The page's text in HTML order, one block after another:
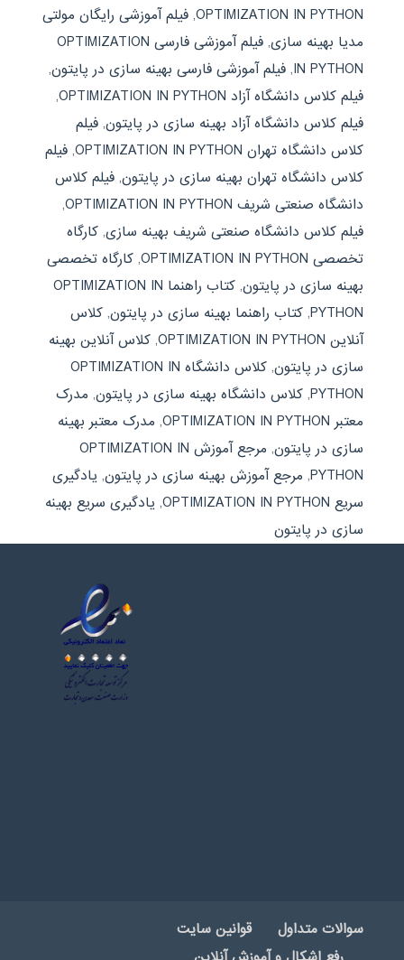
OPTIMIZATION IN PYTHON
, فیلم آموزشی رایگان مولتی
مدیا بهینه سازی,
فیلم آموزشی فارسی OPTIMIZATION
IN PYTHON
, فیلم آموزشی فارسی بهینه سازی در پایتون,
فیلم کلاس دانشگاه آزاد OPTIMIZATION IN PYTHON
,
فیلم کلاس دانشگاه آزاد بهینه سازی در پایتون, فیلم
کلاس دانشگاه تهران OPTIMIZATION IN PYTHON
, فیلم
کلاس دانشگاه تهران بهینه سازی در پایتون, فیلم کلاس
دانشگاه صنعتی شریف OPTIMIZATION IN PYTHON
,
فیلم کلاس دانشگاه صنعتی شریف بهینه سازی, کارگاه
تخصصی OPTIMIZATION IN PYTHON
, کارگاه تخصصی
بهینه سازی در پایتون,
کتاب راهنما OPTIMIZATION IN
PYTHON
, کتاب راهنما بهینه سازی در پایتون, کلاس
آنلاین OPTIMIZATION IN PYTHON
, کلاس آنلاین بهینه
سازی در پایتون,
کلاس دانشگاه OPTIMIZATION IN
PYTHON
, کلاس دانشگاه بهینه سازی در پایتون, مدرک
معتبر OPTIMIZATION IN PYTHON
, مدرک معتبر بهینه
سازی در پایتون,
مرجع آموزش OPTIMIZATION IN
PYTHON
, مرجع آموزش بهینه سازی در پایتون, یادگیری
سریع OPTIMIZATION IN PYTHON
, یادگیری سریع بهینه
سازی در پایتون
سوالات متداول
قوانین سایت